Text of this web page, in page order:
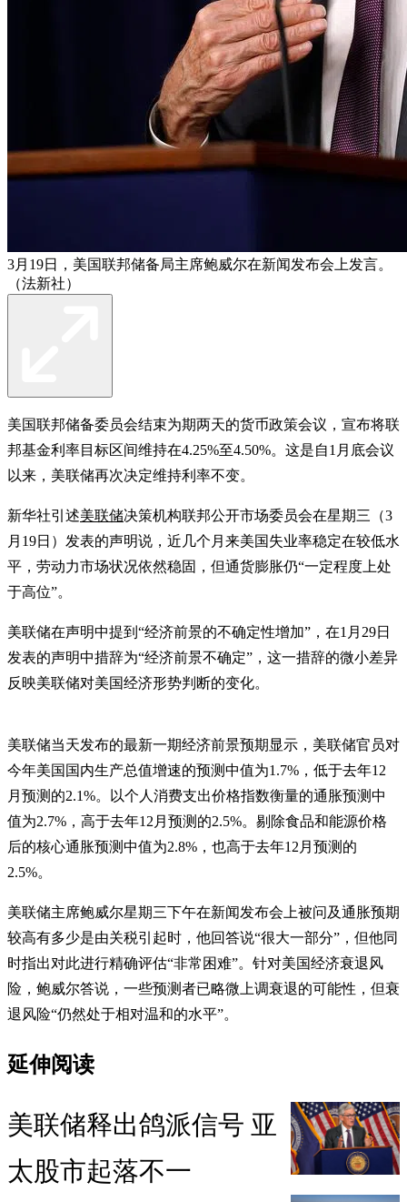
3月19日，美国联邦储备局主席鲍威尔在新闻发布会上发言。
（法新社）
美国联邦储备委员会结束为期两天的货币政策会议，宣布将联
邦基金利率目标区间维持在4.25%至4.50%。这是自1月底会议
以来，美联储再次决定维持利率不变。
新华社引述美联储决策机构联邦公开市场委员会在星期三（3
月19日）发表的声明说，近几个月来美国失业率稳定在较低水
平，劳动力市场状况依然稳固，但通货膨胀仍“一定程度上处
于高位”。
美联储在声明中提到“经济前景的不确定性增加”，在1月29日
发表的声明中措辞为“经济前景不确定”，这一措辞的微小差异
反映美联储对美国经济形势判断的变化。
美联储当天发布的最新一期经济前景预期显示，美联储官员对
今年美国国内生产总值增速的预测中值为1.7%，低于去年12
月预测的2.1%。以个人消费支出价格指数衡量的通胀预测中
值为2.7%，高于去年12月预测的2.5%。剔除食品和能源价格
后的核心通胀预测中值为2.8%，也高于去年12月预测的
2.5%。
美联储主席鲍威尔星期三下午在新闻发布会上被问及通胀预期
较高有多少是由关税引起时，他回答说“很大一部分”，但他同
时指出对此进行精确评估“非常困难”。针对美国经济衰退风
险，鲍威尔答说，一些预测者已略微上调衰退的可能性，但衰
退风险“仍然处于相对温和的水平”。
延伸阅读
美联储释出鸽派信号 亚
太股市起落不一